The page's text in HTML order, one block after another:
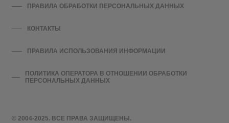
© 2004-2025. ВСЕ ПРАВА ЗАЩИЩЕНЫ.
ПРАВИЛА ОБРАБОТКИ ПЕРСОНАЛЬНЫХ ДАННЫХ
КОНТАКТЫ
ПРАВИЛА ИСПОЛЬЗОВАНИЯ ИНФОРМАЦИИ
ПОЛИТИКА ОПЕРАТОРА В ОТНОШЕНИИ ОБРАБОТКИ
ПЕРСОНАЛЬНЫХ ДАННЫХ